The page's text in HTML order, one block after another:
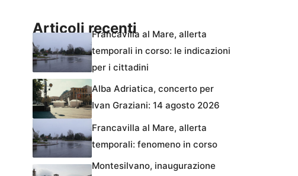
Articoli recentiFrancavilla al Mare, allerta
temporali in corso: le indicazioni
per i cittadini
Alba Adriatica, concerto per
Ivan Graziani: 14 agosto 2026
Francavilla al Mare, allerta
temporali: fenomeno in corso
Montesilvano, inaugurazione